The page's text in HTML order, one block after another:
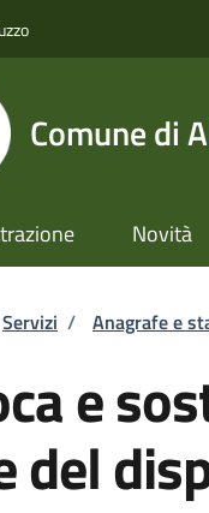
Comune di
Novità
di
Servizi / Anagrafe e
e
del